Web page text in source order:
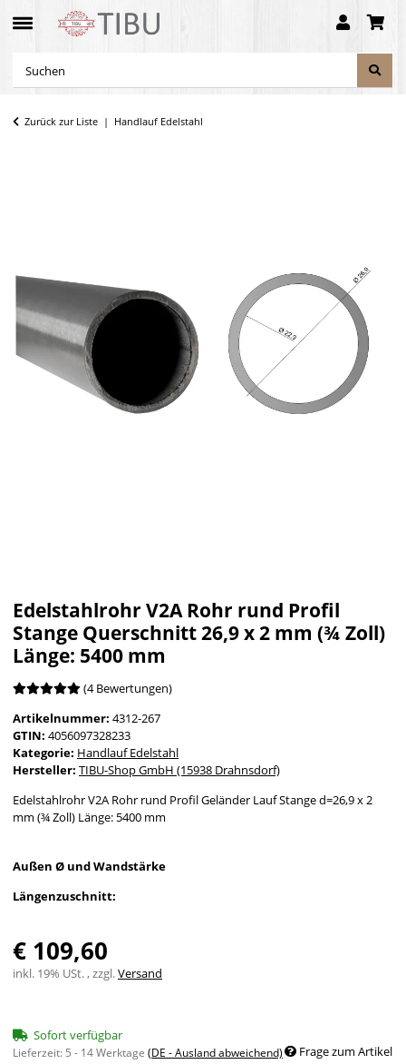
Zurück zur Liste Handlauf Edelstahl
Edelstahlrohr V2A Rohr rund Profil
Stange Querschnitt 26,9 x 2 mm (¾ Zoll)
Länge: 5400 mm
(4 Bewertungen)
Artikelnummer: 4312-267
GTIN: 4056097328233
Kategorie: Handlauf Edelstahl
Hersteller: TIBU-Shop GmbH (15938 Drahnsdorf)
Edelstahlrohr V2A Rohr rund Profil Geländer Lauf Stange d=26,9 x 2
mm (¾ Zoll) Länge: 5400 mm
Außen Ø und Wandstärke
Längenzuschnitt:
€ 109,60
inkl. 19% USt. , zzgl.Versand
Sofort verfügbar
Lieferzeit: 5 - 14 Werktage (DE - Ausland abweichend) Frage zum Artikel